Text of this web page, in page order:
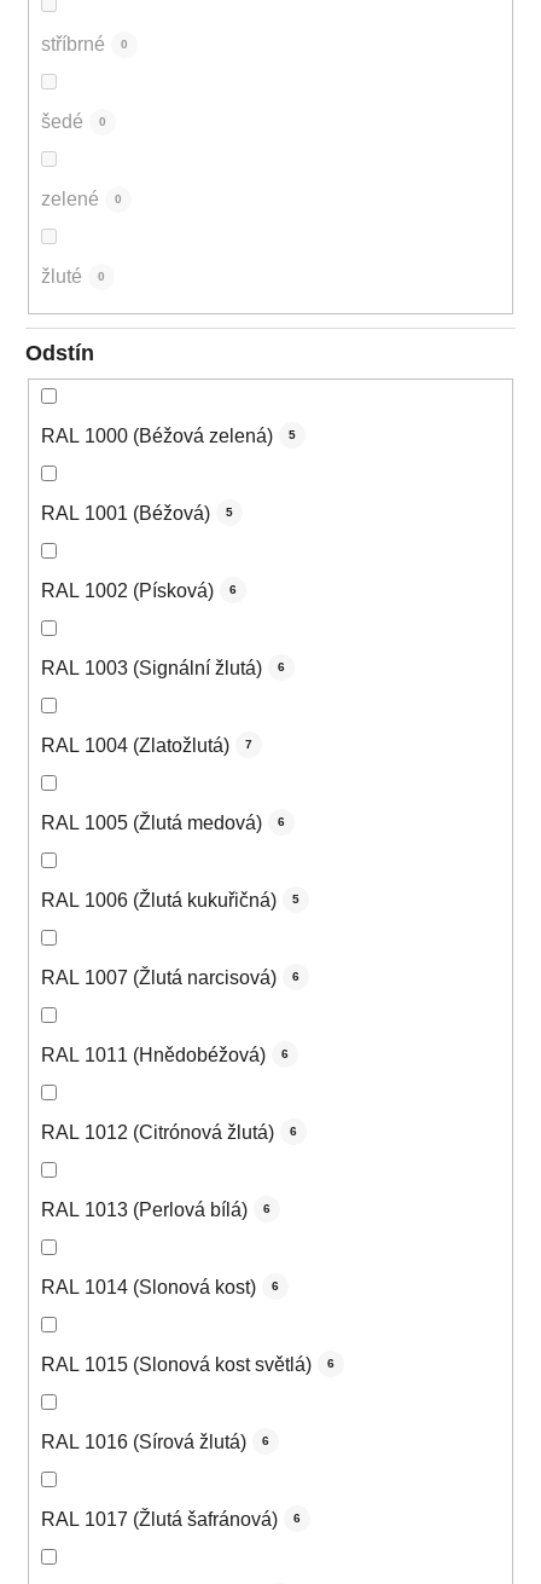
stříbrné 0
šedé 0
zelené 0
žluté 0
Odstín
RAL 1000 (Béžová zelená) 5
RAL 1001 (Béžová) 5
RAL 1002 (Písková) 6
RAL 1003 (Signální žlutá) 6
RAL 1004 (Zlatožlutá) 7
RAL 1005 (Žlutá medová) 6
RAL 1006 (Žlutá kukuřičná) 5
RAL 1007 (Žlutá narcisová) 6
RAL 1011 (Hnědobéžová) 6
RAL 1012 (Citrónová žlutá) 6
RAL 1013 (Perlová bílá) 6
RAL 1014 (Slonová kost) 6
RAL 1015 (Slonová kost světlá) 6
RAL 1016 (Sírová žlutá) 6
RAL 1017 (Žlutá šafránová) 6